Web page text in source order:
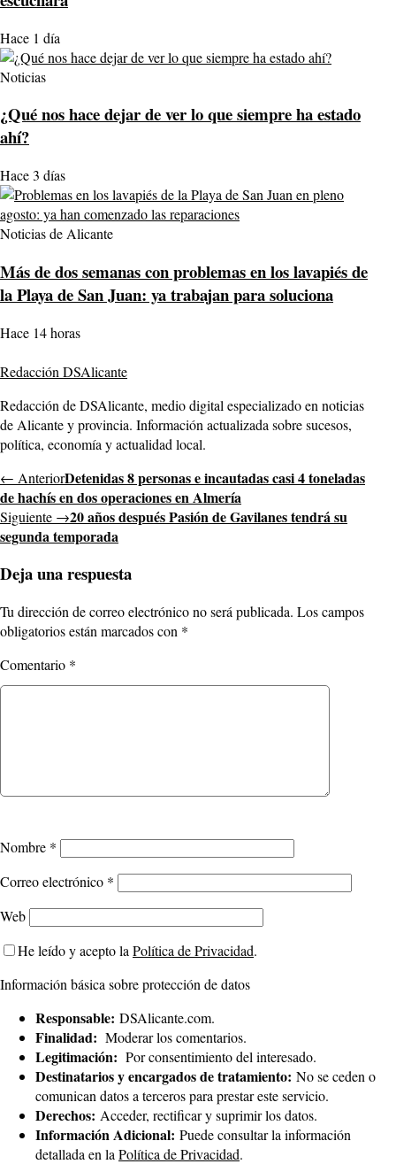
Hace 1 día
Noticias
¿Qué nos hace dejar de ver lo que siempre ha estado
ahí?
Hace 3 días
Noticias de Alicante
Más de dos semanas con problemas en los lavapiés de
la Playa de San Juan: ya trabajan para soluciona
Hace 14 horas
Redacción DSAlicante
Redacción de DSAlicante, medio digital especializado en noticias
de Alicante y provincia. Información actualizada sobre sucesos,
política, economía y actualidad local.
← AnteriorDetenidas 8 personas e incautadas casi 4 toneladas
de hachís en dos operaciones en Almería
Siguiente →20 años después Pasión de Gavilanes tendrá su
segunda temporada
Deja una respuesta
Tu dirección de correo electrónico no será publicada. Los campos
obligatorios están marcados con *
Comentario *
Nombre *
Correo electrónico *
Web
He leído y acepto la Política de Privacidad.
Información básica sobre protección de datos
Responsable: DSAlicante.com.
Finalidad: Moderar los comentarios.
Legitimación: Por consentimiento del interesado.
Destinatarios y encargados de tratamiento: No se ceden o
comunican datos a terceros para prestar este servicio.
Derechos: Acceder, rectificar y suprimir los datos.
Información Adicional: Puede consultar la información
detallada en la Política de Privacidad.